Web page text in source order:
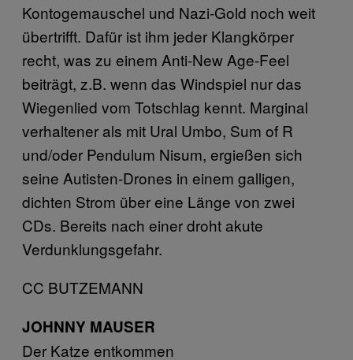
Kontogemauschel und Nazi-Gold noch weit
übertrifft. Dafür ist ihm jeder Klangkörper
recht, was zu einem Anti-New Age-Feel
beiträgt, z.B. wenn das Windspiel nur das
Wiegenlied vom Totschlag kennt. Marginal
verhaltener als mit Ural Umbo, Sum of R
und/oder Pendulum Nisum, ergießen sich
seine Autisten-Drones in einem galligen,
dichten Strom über eine Länge von zwei
CDs. Bereits nach einer droht akute
Verdunklungsgefahr.
CC BUTZEMANN
JOHNNY MAUSER
Der Katze entkommen